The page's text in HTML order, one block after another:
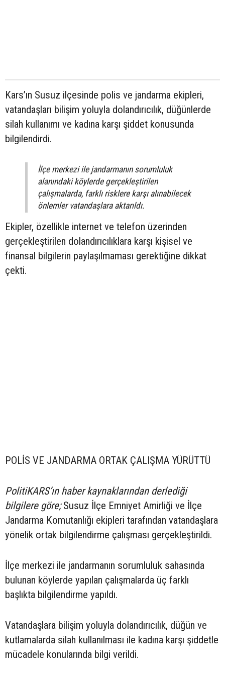
Kars’ın Susuz ilçesinde polis ve jandarma ekipleri,
vatandaşları bilişim yoluyla dolandırıcılık, düğünlerde
silah kullanımı ve kadına karşı şiddet konusunda
bilgilendirdi.
İlçe merkezi ile jandarmanın sorumluluk
alanındaki köylerde gerçekleştirilen
çalışmalarda, farklı risklere karşı alınabilecek
önlemler vatandaşlara aktarıldı.
Ekipler, özellikle internet ve telefon üzerinden
gerçekleştirilen dolandırıcılıklara karşı kişisel ve
finansal bilgilerin paylaşılmaması gerektiğine dikkat
çekti.
POLİS VE JANDARMA ORTAK ÇALIŞMA YÜRÜTTÜ
PolitiKARS’ın haber kaynaklarından derlediği
bilgilere göre;Susuz İlçe Emniyet Amirliği ve İlçe
Jandarma Komutanlığı ekipleri tarafından vatandaşlara
yönelik ortak bilgilendirme çalışması gerçekleştirildi.
İlçe merkezi ile jandarmanın sorumluluk sahasında
bulunan köylerde yapılan çalışmalarda üç farklı
başlıkta bilgilendirme yapıldı.
Vatandaşlara bilişim yoluyla dolandırıcılık, düğün ve
kutlamalarda silah kullanılması ile kadına karşı şiddetle
mücadele konularında bilgi verildi.